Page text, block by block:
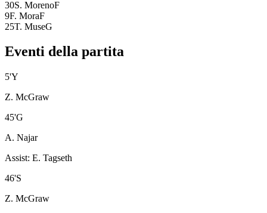
30S. MorenoF
9F. MoraF
25T. MuseG
Eventi della partita
5'Y
Z. McGraw
45'G
A. Najar
Assist: E. Tagseth
46'S
Z. McGraw